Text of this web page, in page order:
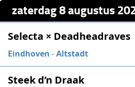
zaterdag 8 augustus
Selecta × Deadheadraves
Eindhoven -Altstadt
Steek d’n Draak